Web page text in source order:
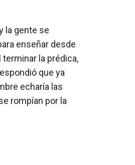
la gente se
enseñar desde
la prédica,
que ya
echaría las
rompían por la